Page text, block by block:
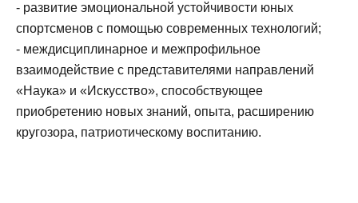
- развитие эмоциональной устойчивости юных
спортсменов с помощью современных технологий;
- междисциплинарное и межпрофильное
взаимодействие с представителями направлений
«Наука» и «Искусство», способствующее
приобретению новых знаний, опыта, расширению
кругозора, патриотическому воспитанию.